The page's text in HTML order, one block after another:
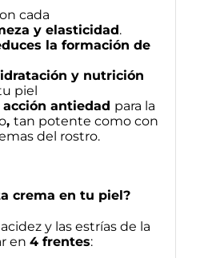
cada
y elasticidad.
la formación de
y nutrición
piel
acción antiedad para la
, tan potente como con
del rostro.
crema en tu piel?
y las estrías de la
en 4 frentes: